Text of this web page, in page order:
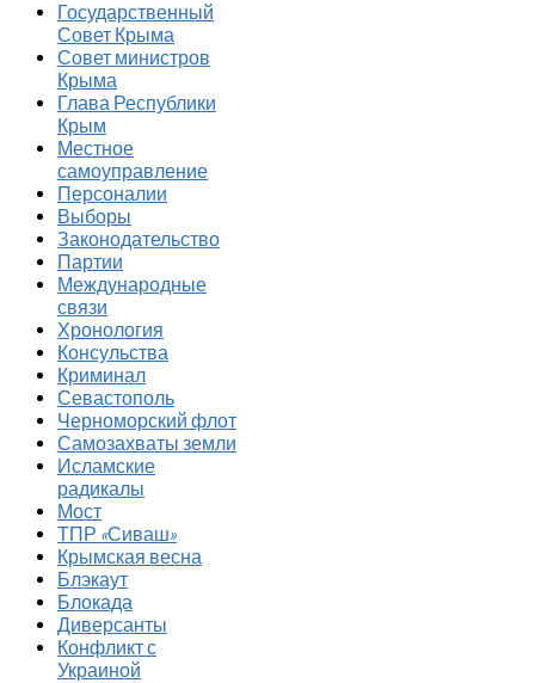
Государственный
Совет Крыма
Совет министров
Крыма
Глава Республики
Крым
Местное
самоуправление
Персоналии
Выборы
Законодательство
Партии
Международные
связи
Хронология
Консульства
Криминал
Севастополь
Черноморский флот
Самозахваты земли
Исламские
радикалы
Мост
ТПР «Сиваш»
Крымская весна
Блэкаут
Блокада
Диверсанты
Конфликт с
Украиной